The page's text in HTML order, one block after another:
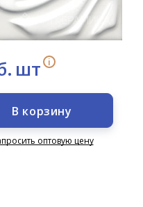
шт i
В корзину
оптовую цену